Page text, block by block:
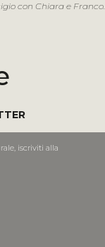
con Chiara e Franco.
iscriviti alla